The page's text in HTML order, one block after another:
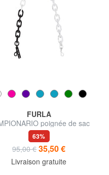
FURLA
poignée de sac
63%
95,00 € 35,50 €
Livraison gratuite